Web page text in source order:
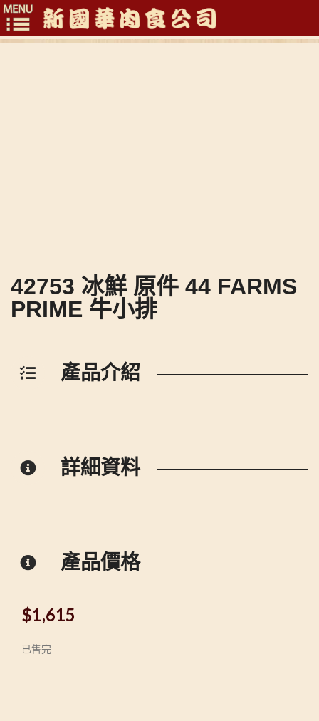
Toggle
42753 冰鮮 原件 44 FARMS
PRIME 牛小排
產品介紹
詳細資料
產品價格
$1,615
已售完